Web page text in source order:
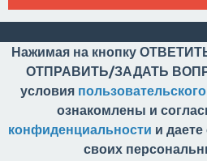
Нажимая на кнопку
ОТПРАВИТЬ/ЗАДАТЬ
условия
ознакомлены и
конфиденциальности и
своих